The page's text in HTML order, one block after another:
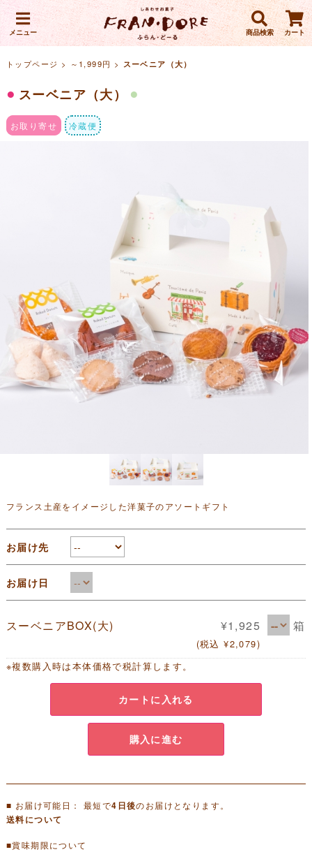
メニュー 商品検索 カート
トップページ > ～1,999円 > スーベニア（大）
スーベニア（大）
お取り寄せ 冷蔵便
フランス土産をイメージした洋菓子のアソートギフト
お届け先
お届け日
スーベニアBOX(大) ¥1,925
(税込 ¥2,079)
箱
※複数購入時は本体価格で税計算します。
カートに入れる
購入に進む
■ お届け可能日： 最短で4日後のお届けとなります。
送料について
■賞味期限について